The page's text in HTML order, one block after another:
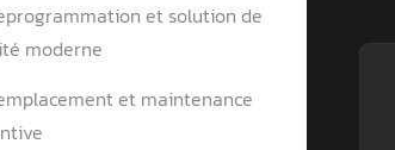
historique de sécurité
protection physique